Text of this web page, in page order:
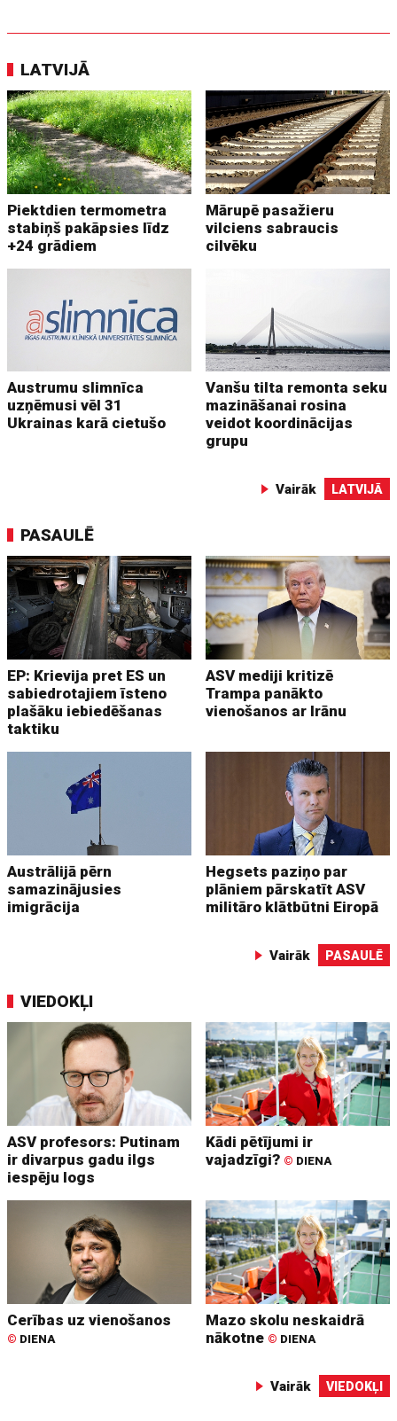
LATVIJĀ
Piektdien termometra
stabiņš pakāpsies līdz
+24 grādiem
Mārupē pasažieru
vilciens sabraucis
cilvēku
Austrumu slimnīca
uzņēmusi vēl 31
Ukrainas karā cietušo
Vanšu tilta remonta seku
mazināšanai rosina
veidot koordinācijas
grupu
Vairāk LATVIJĀ
PASAULĒ
EP: Krievija pret ES un
sabiedrotajiem īsteno
plašāku iebiedēšanas
taktiku
ASV mediji kritizē
Trampa panākto
vienošanos ar Irānu
Austrālijā pērn
samazinājusies
imigrācija
Hegsets paziņo par
plāniem pārskatīt ASV
militāro klātbūtni Eiropā
Vairāk PASAULĒ
VIEDOKĻI
ASV profesors: Putinam
ir divarpus gadu ilgs
iespēju logs
Kādi pētījumi ir
vajadzīgi? © DIENA
Cerības uz vienošanos
© DIENA
Mazo skolu neskaidrā
nākotne © DIENA
Vairāk VIEDOKĻI